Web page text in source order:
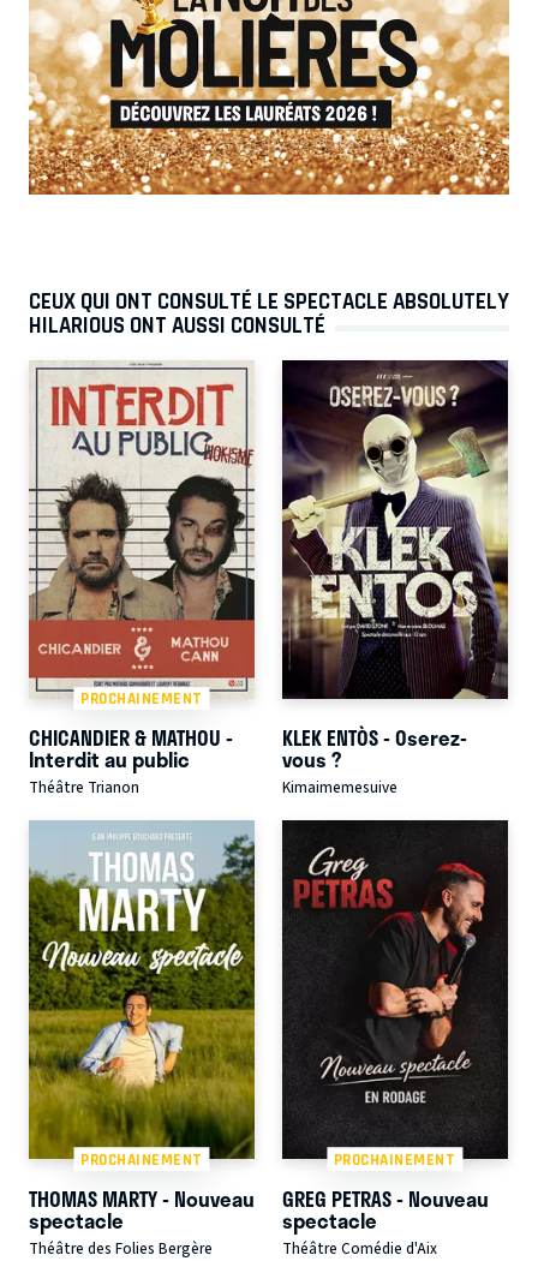
CEUX QUI ONT CONSULTÉ LE SPECTACLE ABSOLUTELY
HILARIOUS ONT AUSSI CONSULTÉ
PROCHAINEMENT
CHICANDIER & MATHOU -
Interdit au public
Théâtre Trianon
KLEK ENTÒS - Oserez-
vous ?
Kimaimemesuive
PROCHAINEMENT
THOMAS MARTY - Nouveau
spectacle
Théâtre des Folies Bergère
PROCHAINEMENT
GREG PETRAS - Nouveau
spectacle
Théâtre Comédie d'Aix